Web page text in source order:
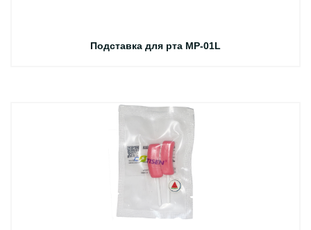
Подставка для рта MP-01L